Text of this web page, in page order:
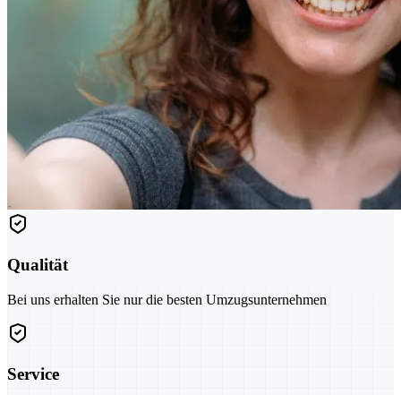
Qualität
Bei uns erhalten Sie nur die besten Umzugsunternehmen
Service